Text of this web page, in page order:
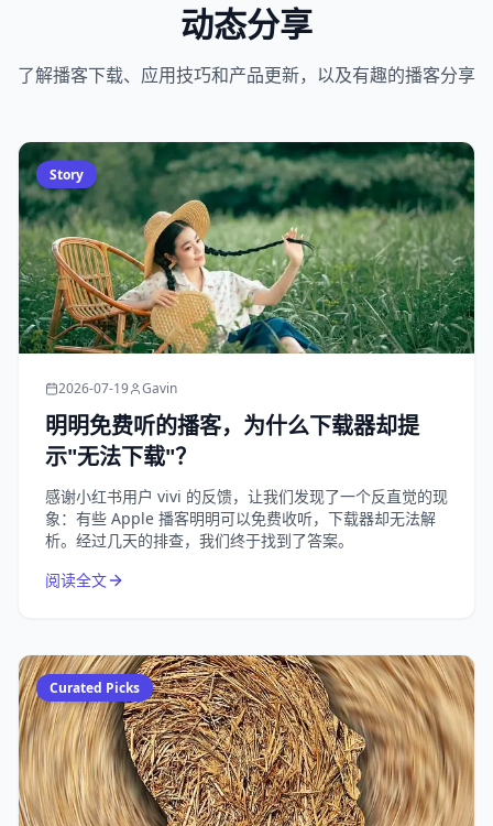
动态分享
了解播客下载、应用技巧和产品更新，以及有趣的播客分享
Story
2026-07-19 Gavin
明明免费听的播客，为什么下载器却提
示"无法下载"？
感谢小红书用户 vivi 的反馈，让我们发现了一个反直觉的现
象：有些 Apple 播客明明可以免费收听，下载器却无法解
析。经过几天的排查，我们终于找到了答案。
阅读全文
Curated Picks